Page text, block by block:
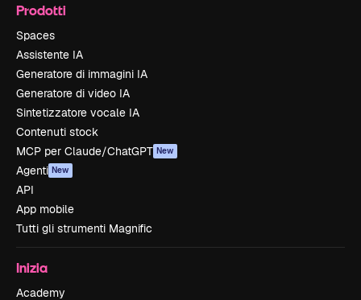
Prodotti
Spaces
Assistente IA
Generatore di immagini IA
Generatore di video IA
Sintetizzatore vocale IA
Contenuti stock
MCP per Claude/ChatGPT New
Agenti New
API
App mobile
Tutti gli strumenti Magnific
Inizia
Academy